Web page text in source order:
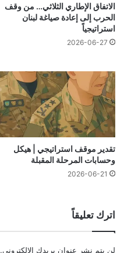
الاتفاق الإطاري الثلاثي… من وقف
الحرب إلى إعادة صياغة لبنان
استراتيجياً
2026-06-27
تقدير موقف استراتيجي | هيكل
وحسابات المرحلة المقبلة
2026-06-21
اترك تعليقاً
لن يتم نشر عنوان بريدك الإلكتروني.